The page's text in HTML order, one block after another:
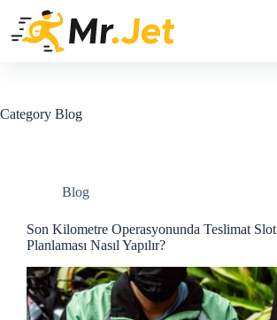
content
Category Blog
Blog
Son Kilometre Operasyonunda Teslimat Slot
Planlaması Nasıl Yapılır?